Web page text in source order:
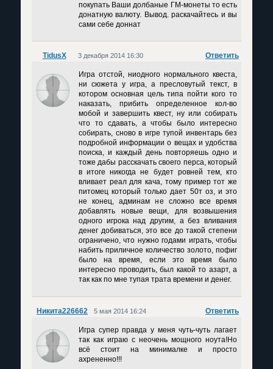
покупать Ваши долбаные ГМ-монеты то есть
донатную валюту. Вывод. раскачайтесь и вы
сами себе доннат
TidusX Ответить
3 декабря 2014 16:30
Игра отстой, ниодного нормального квеста,
ни сюжета у игра, а пресловутый текст, в
котором основная цель типа пойти кого то
наказать, прибить определенное кол-во
мобой и завершить квест, ну или собирать
что то сдавать, а чтобы было интересно
собирать, сново в игре тупой инвентарь без
подробной информации о вещах и удобства
поиска, и каждый день повторяешь одно и
тоже дабы расскачать своего перса, который
в итоге никогда не будет ровней тем, кто
вливает реал для кача, тому пример тот же
питомец который только дает 50т оз, и это
не конец, админам не сложно все время
добавлять новые вещи, для возвышения
одного игрока над другим, а без вливания
денег добиваться, это все до такой степени
ограничено, что нужно годами играть, чтобы
набить приличное количество золото, пофиг
было на время, если это время было
интересно проводить, был какой то азарт, а
так как по мне тупая трата времени и денег.
Никита226662 Ответить
5 мая 2014 16:24
Игра супер правда у меня чуть-чуть лагает
так как играю с неочень мощного ноута!Но
всё стоит на минималке и просто
ахрененно!!!